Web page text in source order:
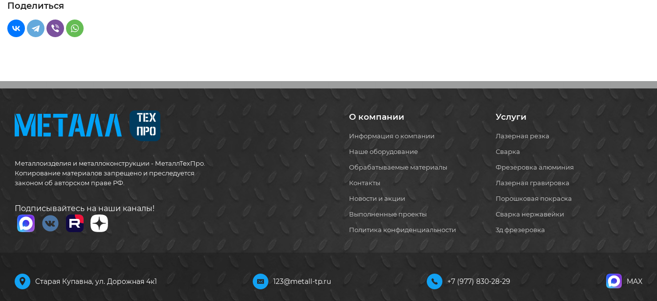
Поделиться
Металлоизделия и металлоконструкции - МеталлТехПро.
Копирование материалов запрещено и преследуется
законом об авторском праве РФ.
Подписывайтесь на наши каналы!
О компании
Информация о компании
Наше оборудование
Обрабатываемые материалы
Контакты
Новости и акции
Выполненные проекты
Политика конфиденциальности
Услуги
Лазерная резка
Сварка
Фрезеровка алюминия
Лазерная гравировка
Порошковая покраска
Сварка нержавейки
3д фрезеровка
Старая Купавна, ул. Дорожная 4к1 123@metall-tp.ru +7 (977) 830-28-29 MAX